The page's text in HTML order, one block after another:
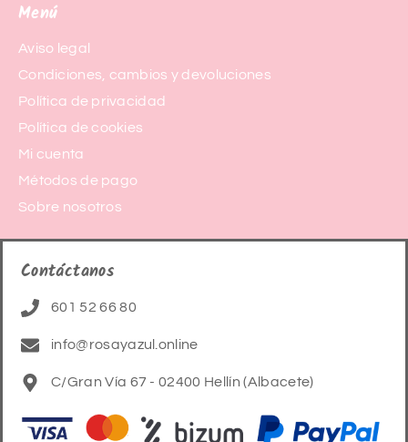
Menú
Aviso legal
Condiciones, cambios y devoluciones
Política de privacidad
Política de cookies
Mi cuenta
Métodos de pago
Sobre nosotros
Contáctanos
601 52 66 80
info@rosayazul.online
C/Gran Vía 67 - 02400 Hellín (Albacete)